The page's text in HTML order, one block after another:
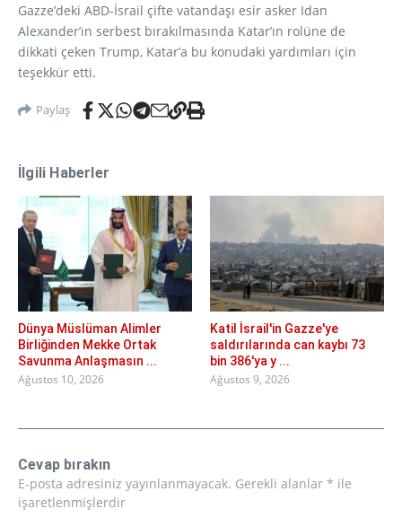
Gazze’deki ABD-İsrail çifte vatandaşı esir asker Idan
Alexander’ın serbest bırakılmasında Katar’ın rolüne de
dikkati çeken Trump, Katar’a bu konudaki yardımları için
teşekkür etti.
Paylaş
İlgili Haberler
Dünya Müslüman Alimler
Birliğinden Mekke Ortak
Savunma Anlaşmasın ...
Ağustos 10, 2026
Katil İsrail'in Gazze'ye
saldırılarında can kaybı 73
bin 386'ya y ...
Ağustos 9, 2026
Cevap bırakın
E-posta adresiniz yayınlanmayacak. Gerekli alanlar * ile
işaretlenmişlerdir